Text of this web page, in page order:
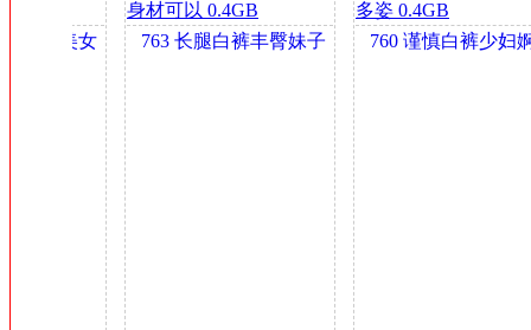
763 长腿白裤丰臀妹子
760 谨慎白裤少妇婀娜